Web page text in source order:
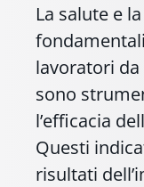
La salute e
lavoratori
sono
l’efficacia
Questi
risultati